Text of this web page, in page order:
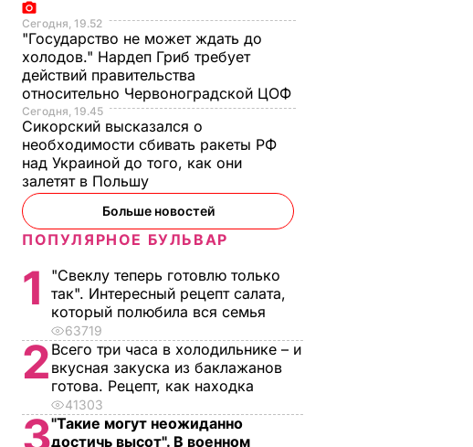
Сегодня, 19.52
"Государство не может ждать до
холодов." Нардеп Гриб требует
действий правительства
относительно Червоноградской ЦОФ
Сегодня, 19.45
Сикорский высказался о
необходимости сбивать ракеты РФ
над Украиной до того, как они
залетят в Польшу
Больше новостей
ПОПУЛЯРНОЕ БУЛЬВАР
1
"Свеклу теперь готовлю только
так". Интересный рецепт салата,
который полюбила вся семья
63719
2 Всего три часа в холодильнике – и
вкусная закуска из баклажанов
готова. Рецепт, как находка
41303
3"Такие могут неожиданно
достичь высот". В военном